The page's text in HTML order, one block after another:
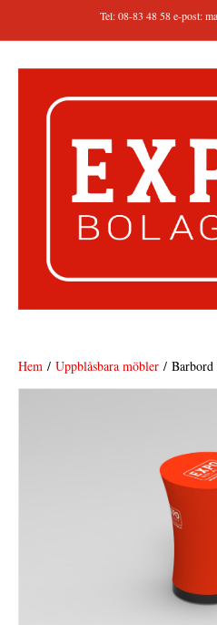
Tel: 08-83 48 58 e-post:
Hem / Uppblåsbara möbler /